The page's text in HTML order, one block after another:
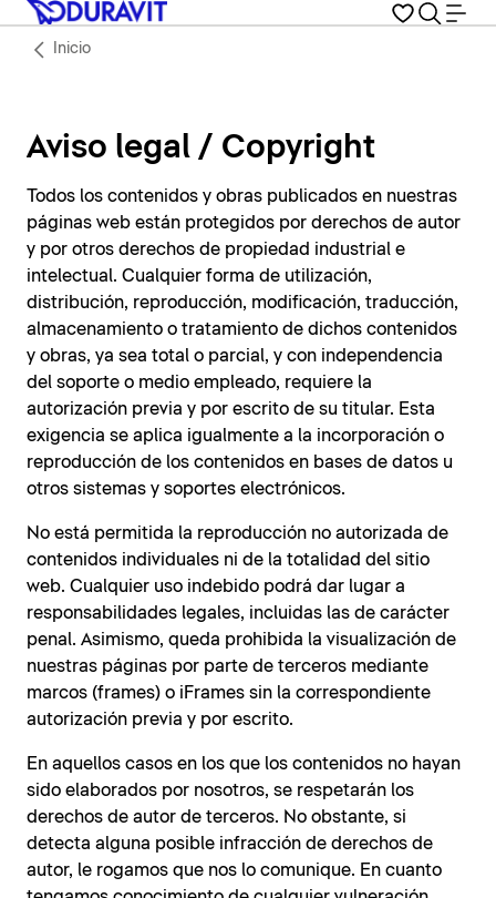
Inicio
Aviso legal / Copyright
Todos los contenidos y obras publicados en nuestras
páginas web están protegidos por derechos de autor
y por otros derechos de propiedad industrial e
intelectual. Cualquier forma de utilización,
distribución, reproducción, modificación, traducción,
almacenamiento o tratamiento de dichos contenidos
y obras, ya sea total o parcial, y con independencia
del soporte o medio empleado, requiere la
autorización previa y por escrito de su titular. Esta
exigencia se aplica igualmente a la incorporación o
reproducción de los contenidos en bases de datos u
otros sistemas y soportes electrónicos.
No está permitida la reproducción no autorizada de
contenidos individuales ni de la totalidad del sitio
web. Cualquier uso indebido podrá dar lugar a
responsabilidades legales, incluidas las de carácter
penal. Asimismo, queda prohibida la visualización de
nuestras páginas por parte de terceros mediante
marcos (frames) o iFrames sin la correspondiente
autorización previa y por escrito.
En aquellos casos en los que los contenidos no hayan
sido elaborados por nosotros, se respetarán los
derechos de autor de terceros. No obstante, si
detecta alguna posible infracción de derechos de
autor, le rogamos que nos lo comunique. En cuanto